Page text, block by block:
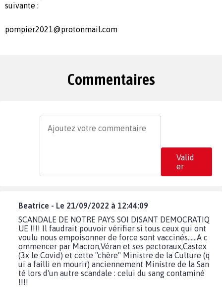
suivante :
pompier2021@protonmail.com
Commentaires
Valid
er
Beatrice - Le 21/09/2022 à 12:44:09
SCANDALE DE NOTRE PAYS SOI DISANT DEMOCRATIQ
UE !!!! Il faudrait pouvoir vérifier si tous ceux qui ont
voulu nous empoisonner de force sont vaccinés......A c
ommencer par Macron,Véran et ses pectoraux,Castex
(3x le Covid) et cette "chère" Ministre de la Culture (q
ui a failli en mourir) anciennement Ministre de la San
té lors d'un autre scandale : celui du sang contaminé
!!!!